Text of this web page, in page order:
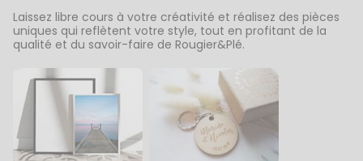
Laissez libre cours à votre créativité et réalisez des pièces
uniques qui reflètent votre style, tout en profitant de la
qualité et du savoir-faire de Rougier&Plé.